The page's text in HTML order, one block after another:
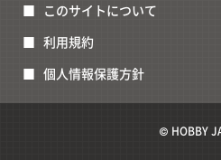
このサイトについて
利用規約
個人情報保護方針
© HOBBY